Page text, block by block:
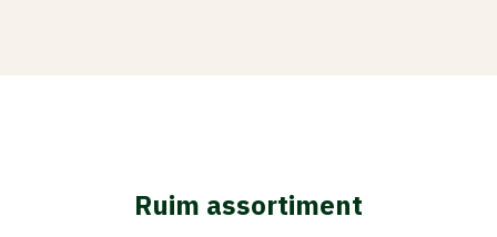
Ruim assortiment